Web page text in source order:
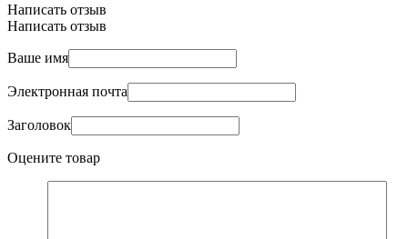
Написать отзыв
Написать отзыв
Ваше имя
Электронная почта
Заголовок
Оцените товар